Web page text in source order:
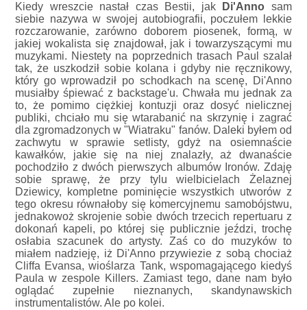
Kiedy wreszcie nastał czas Bestii, jak
Di'Anno sam
siebie nazywa w swojej autobiografii, poczułem lekkie
rozczarowanie, zarówno doborem piosenek, formą, w
jakiej wokalista się znajdował, jak i towarzyszącymi mu
muzykami. Niestety na poprzednich trasach Paul szalał
tak, że uszkodził sobie kolana i gdyby nie ręcznikowy,
który go wprowadził po schodkach na scenę, Di'Anno
musiałby śpiewać z backstage'u. Chwała mu jednak za
to, że pomimo ciężkiej kontuzji oraz dosyć nielicznej
publiki, chciało mu się wtarabanić na skrzynię i zagrać
dla zgromadzonych w "Wiatraku" fanów. Daleki byłem od
zachwytu w sprawie setlisty, gdyż na osiemnaście
kawałków, jakie się na niej znalazły, aż dwanaście
pochodziło z dwóch pierwszych albumów Ironów. Zdaję
sobie sprawę, że przy tylu wielbicielach Żelaznej
Dziewicy, kompletne pominięcie wszystkich utworów z
tego okresu równałoby się komercyjnemu samobójstwu,
jednakowoż skrojenie sobie dwóch trzecich repertuaru z
dokonań kapeli, po której się publicznie jeździ, trochę
osłabia szacunek do artysty. Zaś co do muzyków to
miałem nadzieję, iż Di'Anno przywiezie z sobą chociaż
Cliffa Evansa, wioślarza Tank, wspomagającego kiedyś
Paula w zespole Killers. Zamiast tego, dane nam było
oglądać zupełnie nieznanych, skandynawskich
instrumentalistów. Ale po kolei.